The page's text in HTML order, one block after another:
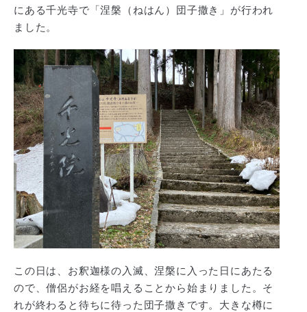
にある千光寺で「涅槃（ねはん）団子撒き」が行われ
ました。
この日は、お釈迦様の入滅、涅槃に入った日にあたる
ので、僧侶がお経を唱えることから始まりました。そ
れが終わると待ちに待った団子撒きです。大きな樽に